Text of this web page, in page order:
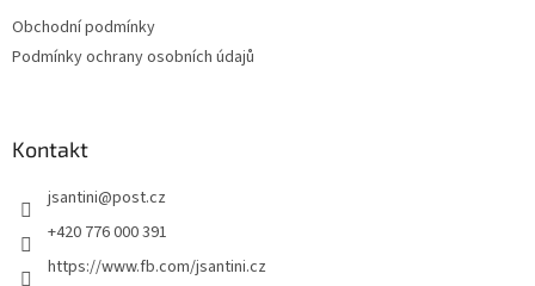
Obchodní podmínky
Podmínky ochrany osobních údajů
Kontakt
jsantini@post.cz
+420 776 000 391
https://www.fb.com/jsantini.cz